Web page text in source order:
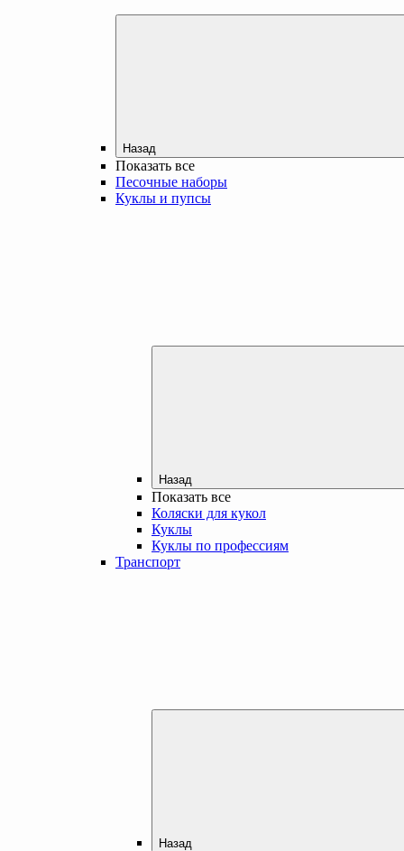
Назад
Показать все
Песочные наборы
Куклы и пупсы
Назад
Показать все
Коляски для кукол
Куклы
Куклы по профессиям
Транспорт
Назад